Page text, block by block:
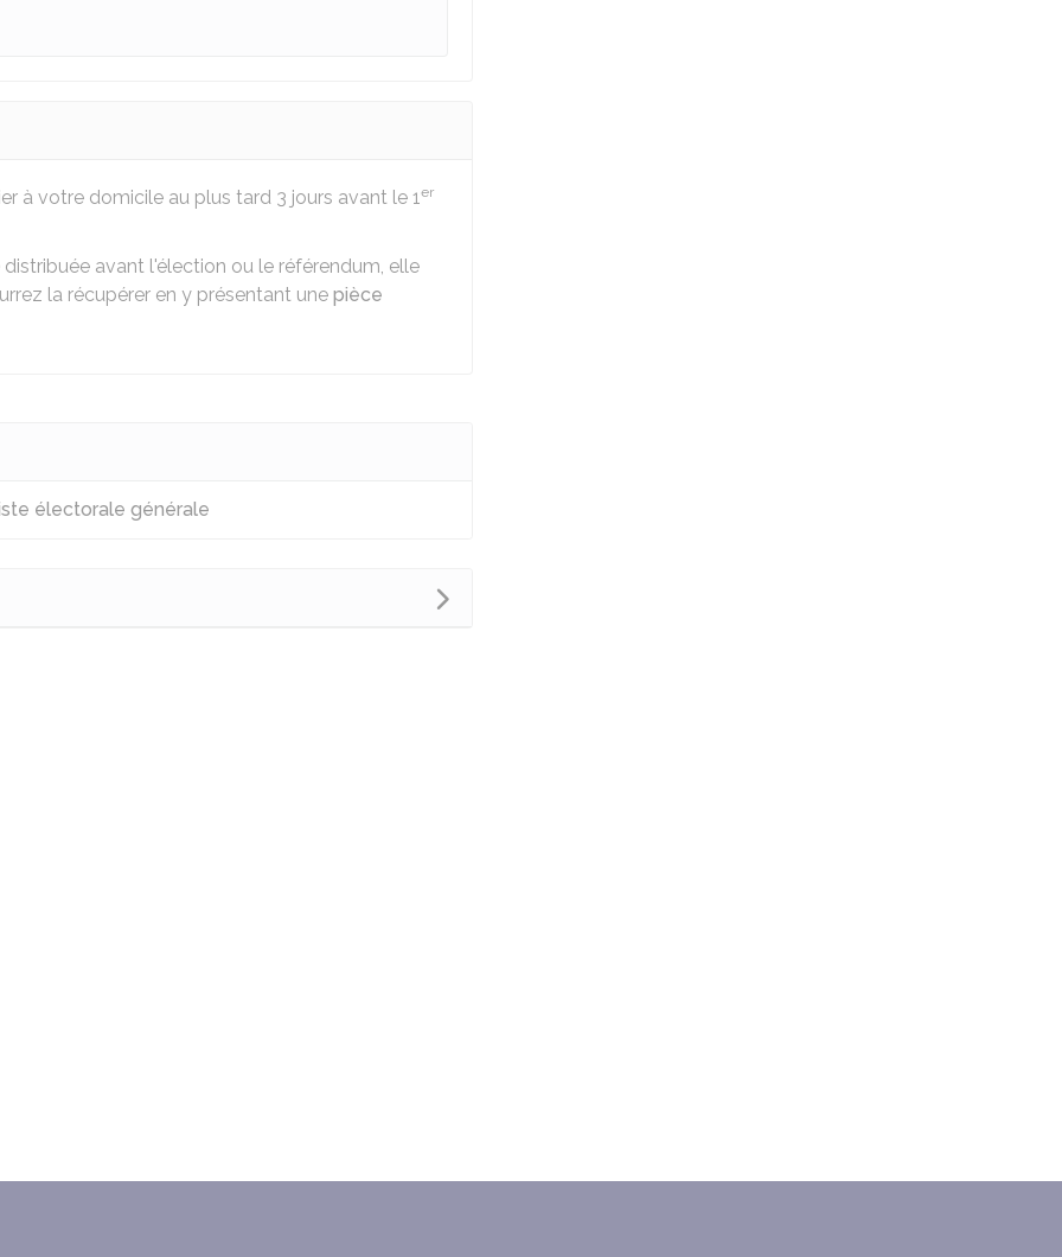
à votre domicile au plus tard 3 jours avant le 1er
avant l'élection ou le référendum, elle
la récupérer en y présentant une pièce
électorale générale